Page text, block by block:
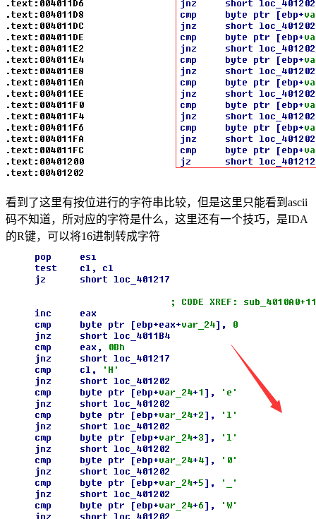
看到了这里有按位进行的字符串比较，但是这里只能看到ascii
码不知道，所对应的字符是什么，这里还有一个技巧，是IDA
的R键，可以将16进制转成字符